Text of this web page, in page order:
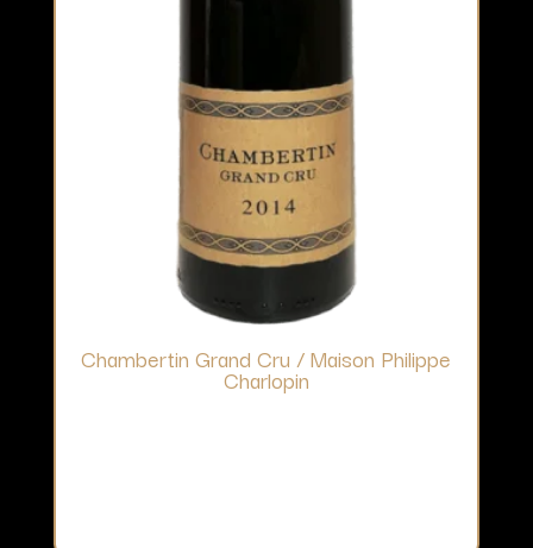
Chambertin Grand Cru / Maison Philippe
Charlopin